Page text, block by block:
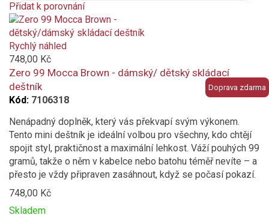
Přidat k porovnání
Product
is
added
to
compare
Doprava zdarma
Rychlý náhled
748,00 Kč
Zero 99 Mocca Brown - dámský/ dětský skládací
deštník
Kód: 7106318
Nenápadný doplněk, který vás překvapí svým výkonem.
Tento mini deštník je ideální volbou pro všechny, kdo chtějí
spojit styl, praktičnost a maximální lehkost. Váží pouhých 99
gramů, takže o něm v kabelce nebo batohu téměř nevíte – a
přesto je vždy připraven zasáhnout, když se počasí pokazí.
748,00 Kč
Skladem